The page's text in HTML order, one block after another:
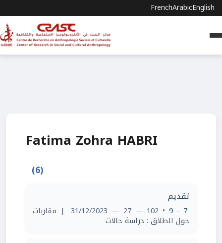
FrenchArabicEnglish
Fatima Zohra HABRI
(6)
تقديم
7 - 9
• 102 — 27 — 31/12/2023 | مقاربات
حول الطلاق : دراسة حالات